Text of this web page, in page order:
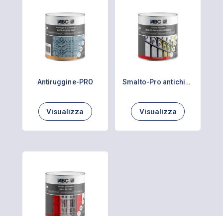
Antiruggine-PRO
Visualizza
Smalto-Pro antichizzante
Visualizza